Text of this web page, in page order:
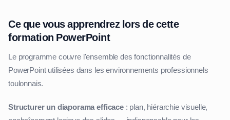
Ce que vous apprendrez lors de cette
formation PowerPoint
Le programme couvre l'ensemble des fonctionnalités de
PowerPoint utilisées dans les environnements professionnels
toulonnais.
Structurer un diaporama efficace: plan, hiérarchie visuelle,